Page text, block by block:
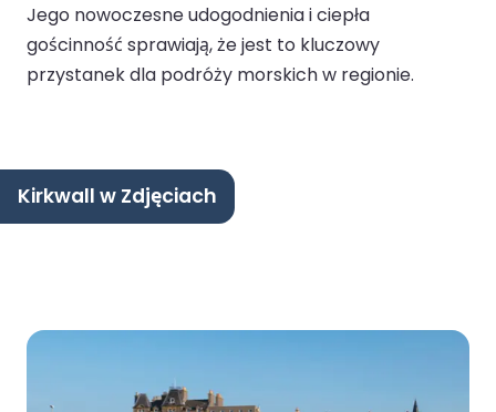
Jego nowoczesne udogodnienia i ciepła
gościnność sprawiają, że jest to kluczowy
przystanek dla podróży morskich w regionie.
Kirkwall w Zdjęciach